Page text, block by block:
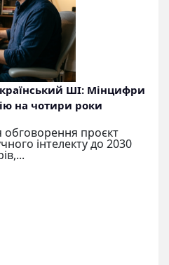
ШІ: Мінцифри
на чотири роки
проєкт
інтелекту до 2030